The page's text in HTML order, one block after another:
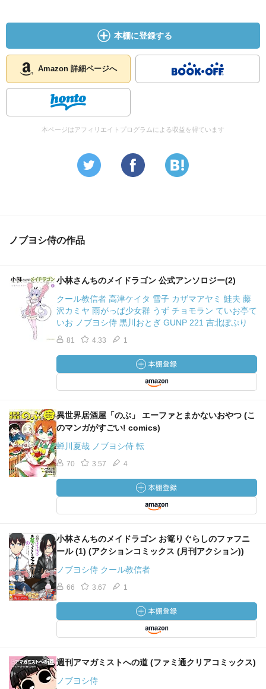
本棚に登録する
Amazon 詳細ページへ
本ページはアフィリエイトプログラムによる収益を得ています
ノブヨシ侍の作品
小林さんちのメイドラゴン 公式アンソロジー(2)
クール教信者 高津ケイタ 雪子 カザマアヤミ 鮭夫 藤
沢カミヤ 雨がっぱ少女群 うず チョモラン ていお亭て
いお ノブヨシ侍 黒川おとぎ GUNP 221 吉北ぽぷり
81 4.33 1
異世界居酒屋「のぶ」 エーファとまかないおやつ (こ
のマンガがすごい! comics)
蝉川夏哉 ノブヨシ侍 転
70 3.57 4
小林さんちのメイドラゴン お篭りぐらしのファフニ
ール (1) (アクションコミックス (月刊アクション))
ノブヨシ侍 クール教信者
66 3.67 1
週刊アマガミストへの道 (ファミ通クリアコミックス)
ノブヨシ侍